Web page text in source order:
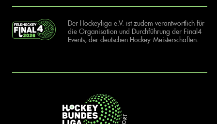
Der Hockeyliga e.V. ist zudem verantwortlich für
die Organisation und Durchführung der Final4
Events, der deutschen Hockey-Meisterschaften.